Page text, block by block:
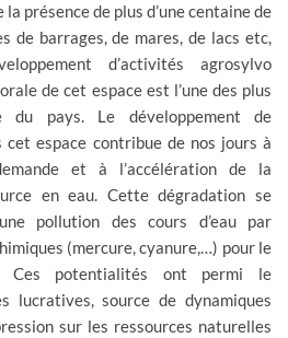
présence de plus d’une centaine de
de barrages, de mares, de lacs etc,
d’activités agrosylvo
de cet espace est l’une des plus
du pays. Le développement de
cet espace contribue de nos jours à
et à l’accélération de la
en eau. Cette dégradation se
pollution des cours d’eau par
(mercure, cyanure,…) pour le
Ces potentialités ont permi le
lucratives, source de dynamiques
sur les ressources naturelles